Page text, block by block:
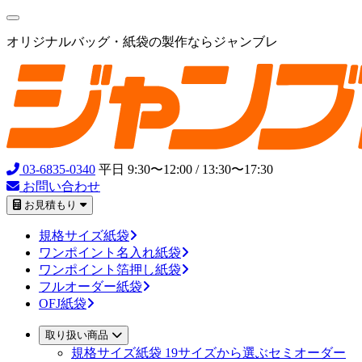
オリジナルバッグ・紙袋の製作ならジャンブレ
03-6835-0340 平日 9:30〜12:00 / 13:30〜17:30
お問い合わせ
お見積もり
規格サイズ紙袋
ワンポイント名入れ紙袋
ワンポイント箔押し紙袋
フルオーダー紙袋
OFJ紙袋
取り扱い商品
規格サイズ紙袋 19サイズから選ぶセミオーダー